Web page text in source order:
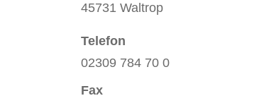
45731 Waltrop
Telefon
02309 784 70 0
Fax